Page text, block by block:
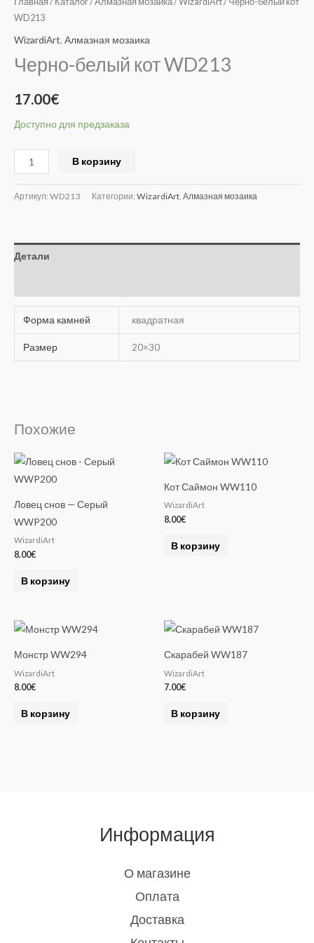
WD213
WizardiArt, Алмазная мозаика
Черно-белый кот WD213
17.00€
Доступно для предзаказа
В корзину
Артикул: WD213 Категории: WizardiArt Алмазная мозаика
Детали
Форма камней квадратная
Размер 20×30
Похожие
Ловец снов — Серый
WWP200
WizardiArt
8.00€
В корзину
Кот Саймон WW110
WizardiArt
8.00€
В корзину
Монстр WW294
WizardiArt
8.00€
В корзину
Скарабей WW187
WizardiArt
7.00€
В корзину
Информация
О магазине
Оплата
Доставка